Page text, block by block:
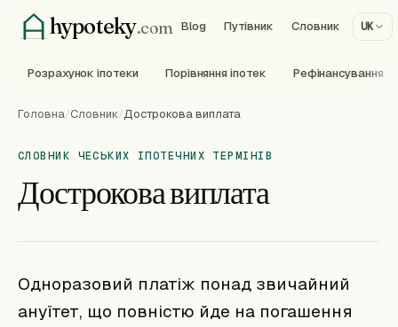
hypoteky.com Blog Путівник Словник UK
Розрахунок іпотеки Порівняння іпотек Рефінансування
Головна/Словник/Дострокова виплата
СЛОВНИК ЧЕСЬКИХ ІПОТЕЧНИХ ТЕРМІНІВ
Дострокова виплата
Одноразовий платіж понад звичайний
ануїтет, що повністю йде на погашення